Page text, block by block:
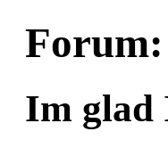
Im glad